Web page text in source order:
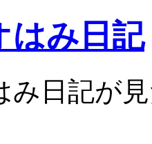
はみ日記
み日記が